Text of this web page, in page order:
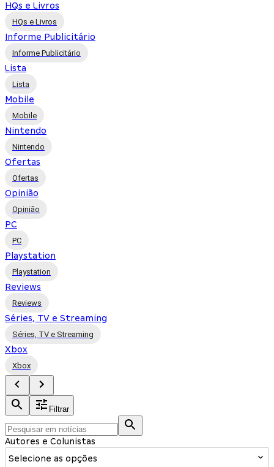
HQs e Livros
HQs e Livros
Informe Publicitário
Informe Publicitário
Lista
Lista
Mobile
Mobile
Nintendo
Nintendo
Ofertas
Ofertas
Opinião
Opinião
PC
PC
Playstation
Playstation
Reviews
Reviews
Séries, TV e Streaming
Séries, TV e Streaming
Xbox
Xbox
Filtrar
Autores e Colunistas
Selecione as opções